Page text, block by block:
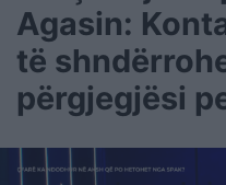
Agasin:
të
përgjegjësi